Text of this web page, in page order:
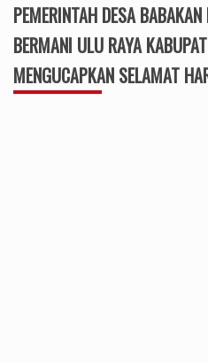
PEMERINTAH DESA
BERMANI ULU RAYA
MENGUCAPKAN SELAMAT